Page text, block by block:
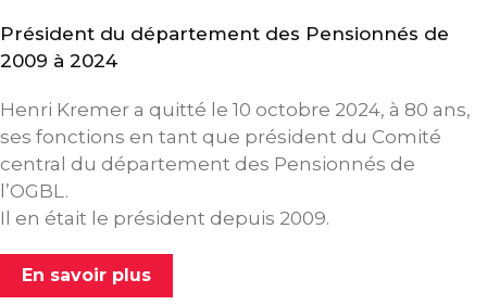
Président du département des Pensionnés de
2009 à 2024
Henri Kremer a quitté le 10 octobre 2024, à 80 ans,
ses fonctions en tant que président du Comité
central du département des Pensionnés de
l’OGBL.
Il en était le président depuis 2009.
En savoir plus